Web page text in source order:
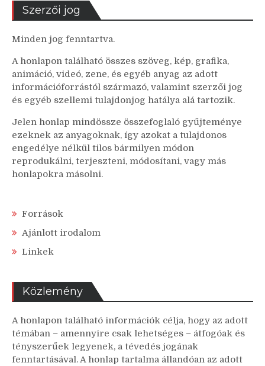
Szerzői jog
Minden jog fenntartva.
A honlapon található összes szöveg, kép, grafika,
animáció, videó, zene, és egyéb anyag az adott
információforrástól származó, valamint szerzői jog
és egyéb szellemi tulajdonjog hatálya alá tartozik.
Jelen honlap mindössze összefoglaló gyűjteménye
ezeknek az anyagoknak, így azokat a tulajdonos
engedélye nélkül tilos bármilyen módon
reprodukálni, terjeszteni, módosítani, vagy más
honlapokra másolni.
Források
Ajánlott irodalom
Linkek
Közlemény
A honlapon található információk célja, hogy az adott
témában – amennyire csak lehetséges – átfogóak és
tényszerűek legyenek, a tévedés jogának
fenntartásával. A honlap tartalma állandóan az adott